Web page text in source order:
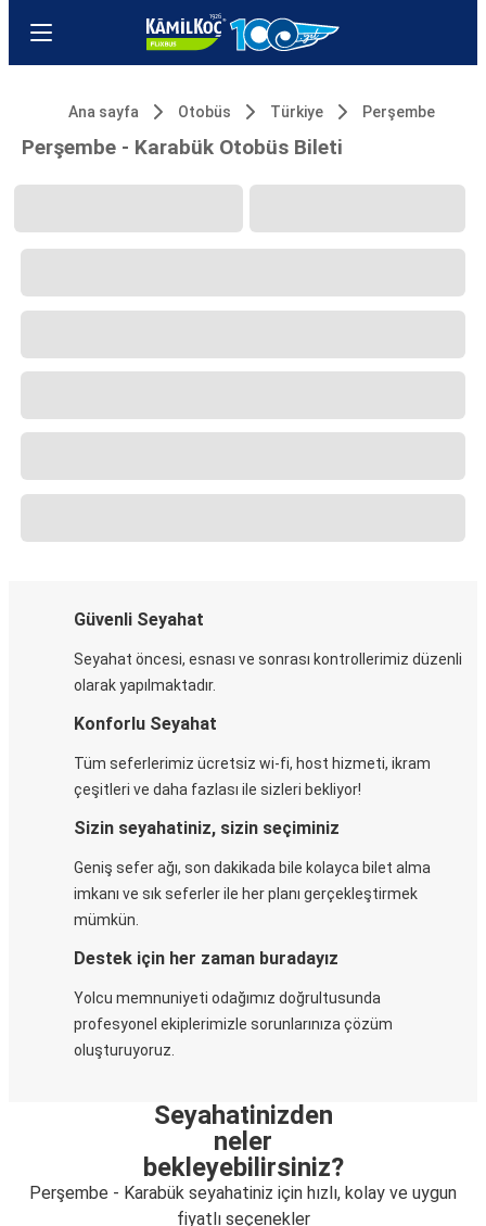
Ana sayfa Otobüs Türkiye Perşembe
Perşembe - Karabük Otobüs Bileti
Güvenli Seyahat
Seyahat öncesi, esnası ve sonrası kontrollerimiz düzenli
olarak yapılmaktadır.
Konforlu Seyahat
Tüm seferlerimiz ücretsiz wi-fi, host hizmeti, ikram
çeşitleri ve daha fazlası ile sizleri bekliyor!
Sizin seyahatiniz, sizin seçiminiz
Geniş sefer ağı, son dakikada bile kolayca bilet alma
imkanı ve sık seferler ile her planı gerçekleştirmek
mümkün.
Destek için her zaman buradayız
Yolcu memnuniyeti odağımız doğrultusunda
profesyonel ekiplerimizle sorunlarınıza çözüm
oluşturuyoruz.
Seyahatinizden
neler
bekleyebilirsiniz?
Perşembe - Karabük seyahatiniz için hızlı, kolay ve uygun
fiyatlı seçenekler